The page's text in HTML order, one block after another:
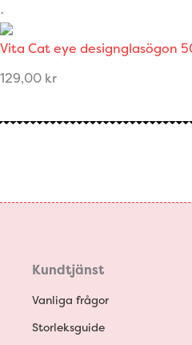
Vita Cat eye designglasögon
129,00 kr
Kundtjänst
Vanliga frågor
Storleksguide